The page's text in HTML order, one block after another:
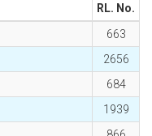
RL. No.
663
2656
684
1939